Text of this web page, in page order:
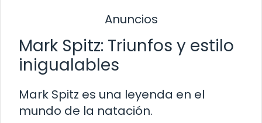
Anuncios
Mark Spitz: Triunfos y estilo
inigualables
Mark Spitz es una leyenda en el
mundo de la natación.